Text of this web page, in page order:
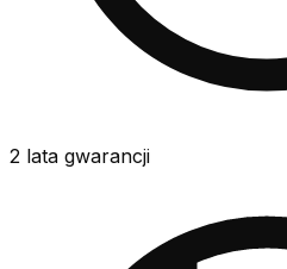
2 lata gwarancji